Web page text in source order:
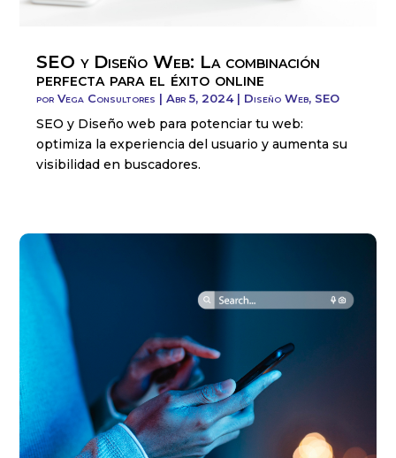
SEO y Diseño Web: La combinación
perfecta para el éxito online
porVega Consultores |Abr 5, 2024| Diseño Web, SEO
SEO y Diseño web para potenciar tu web:
optimiza la experiencia del usuario y aumenta su
visibilidad en buscadores.